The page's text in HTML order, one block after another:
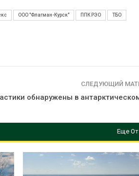
ООО "Флагман-Курск" ППК РЭО ТБО
СЛЕДУЮЩИЙ
обнаружены в
Еще